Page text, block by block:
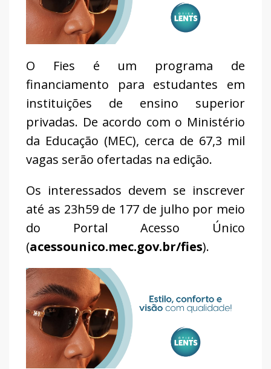
O Fies é um programa de
financiamento para estudantes em
instituições de ensino superior
privadas. De acordo com o Ministério
da Educação (MEC), cerca de 67,3 mil
vagas serão ofertadas na edição.
Os interessados devem se inscrever
até as 23h59 de 177 de julho por meio
do Portal Acesso Único
(acessounico.mec.gov.br/fies).